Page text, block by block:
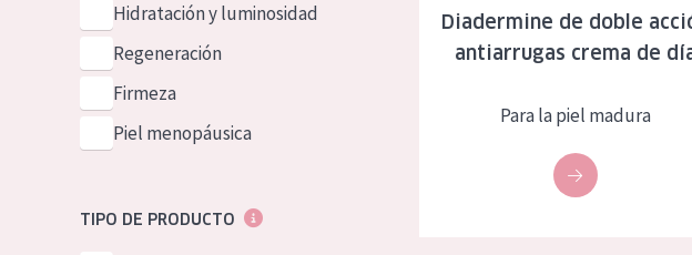
Hidratación y luminosidad
Regeneración
Firmeza
Piel menopáusica
TIPO DE PRODUCTO
Diadermine de doble
antiarrugas crema de
Para la piel madura